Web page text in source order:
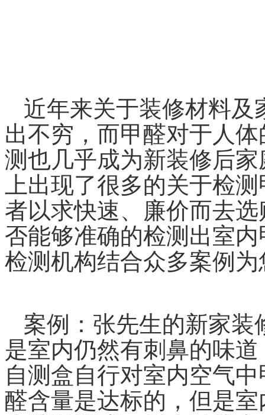
近年来关于装修材料及
出不穷，而甲醛对于人
测也几乎成为新装修后
上出现了很多的关于检
者以求快速、廉价而去
否能够准确的检测出室
检测机构结合众多案例
案例：张先生的新家装
是室内仍然有刺鼻的味
自测盒自行对室内空气
醛含量是达标的，但是